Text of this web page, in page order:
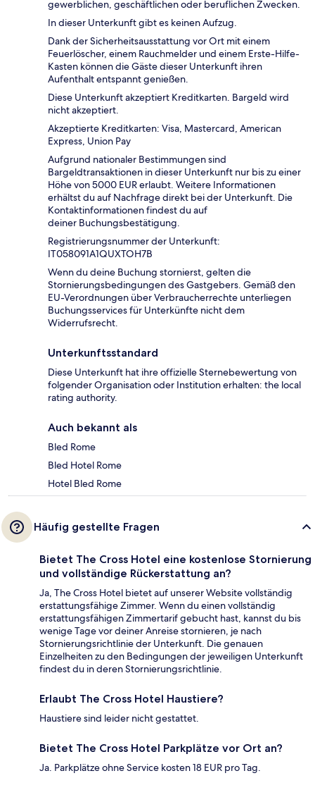
gewerblichen, geschäftlichen oder beruflichen Zwecken.
In dieser Unterkunft gibt es keinen Aufzug.
Dank der Sicherheitsausstattung vor Ort mit einem
Feuerlöscher, einem Rauchmelder und einem Erste-Hilfe-
Kasten können die Gäste dieser Unterkunft ihren
Aufenthalt entspannt genießen.
Diese Unterkunft akzeptiert Kreditkarten. Bargeld wird
nicht akzeptiert.
Akzeptierte Kreditkarten: Visa, Mastercard, American
Express, Union Pay
Aufgrund nationaler Bestimmungen sind
Bargeldtransaktionen in dieser Unterkunft nur bis zu einer
Höhe von 5000 EUR erlaubt. Weitere Informationen
erhältst du auf Nachfrage direkt bei der Unterkunft. Die
Kontaktinformationen findest du auf
deiner Buchungsbestätigung.
Registrierungsnummer der Unterkunft:
IT058091A1QUXTOH7B
Wenn du deine Buchung stornierst, gelten die
Stornierungsbedingungen des Gastgebers. Gemäß den
EU-Verordnungen über Verbraucherrechte unterliegen
Buchungsservices für Unterkünfte nicht dem
Widerrufsrecht.
Unterkunftsstandard
Diese Unterkunft hat ihre offizielle Sternebewertung von
folgender Organisation oder Institution erhalten: the local
rating authority.
Auch bekannt als
Bled Rome
Bled Hotel Rome
Hotel Bled Rome
Häufig gestellte Fragen
Bietet The Cross Hotel eine kostenlose Stornierung
und vollständige Rückerstattung an?
Ja, The Cross Hotel bietet auf unserer Website vollständig
erstattungsfähige Zimmer. Wenn du einen vollständig
erstattungsfähigen Zimmertarif gebucht hast, kannst du bis
wenige Tage vor deiner Anreise stornieren, je nach
Stornierungsrichtlinie der Unterkunft. Die genauen
Einzelheiten zu den Bedingungen der jeweiligen Unterkunft
findest du in deren Stornierungsrichtlinie.
Erlaubt The Cross Hotel Haustiere?
Haustiere sind leider nicht gestattet.
Bietet The Cross Hotel Parkplätze vor Ort an?
Ja. Parkplätze ohne Service kosten 18 EUR pro Tag.